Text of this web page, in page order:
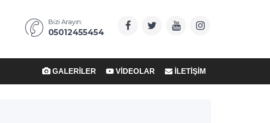
Bizi Arayın:
05012455454
GALERILER VIDEOLAR İLETIŞIM